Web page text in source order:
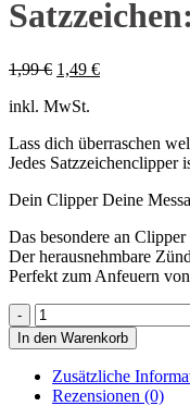
1,99€ Ursprünglicher
war:
1,49 €Aktueller
inkl. MwSt.
Lass dich überraschen
Jedes Satzzeichenclipper
Dein Clipper Deine
Das besondere an
Der herausnehmbare
Perfekt zum Anfeuern
Satzzeichen:
?
Menge
In den Warenkorb
Zusätzliche
Rezensionen (0)